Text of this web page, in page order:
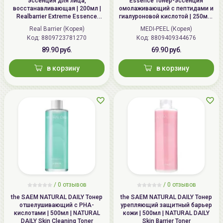
восстанавливающая | 200мл |
Realbarrier Extreme Essence
Toner (Original)
Real Barrier (Корея)
Код: 8809723781270
89.90 руб.
в корзину
омолаживающий с пептидами и
гиалуроновой кислотой | 250мл |
Peptide 9 Aqua Essence Toner
MEDI-PEEL (Корея)
Код: 8809409344676
69.90 руб.
в корзину
/ 0 отзывов
the SAEM NATURAL DAILY Тонер
отшелушивающий с PHA-
кислотами | 500мл | NATURAL
DAILY Skin Cleaning Toner
/ 0 отзывов
the SAEM NATURAL DAILY Тонер
урепляющий защитный барьер
кожи | 500мл | NATURAL DAILY
Skin Barrier Toner